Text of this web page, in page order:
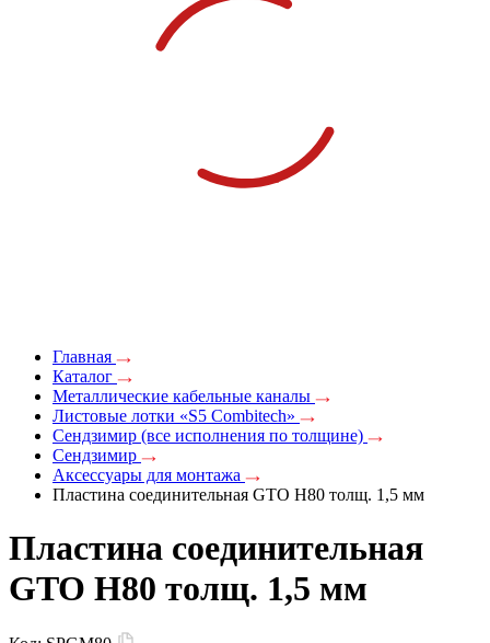
Главная
Каталог
Металлические кабельные каналы
Листовые лотки «S5 Combitech»
Сендзимир (все исполнения по толщине)
Сендзимир
Аксессуары для монтажа
Пластина соединительная GTO H80 толщ. 1,5 мм
Пластина соединительная
GTO H80 толщ. 1,5 мм